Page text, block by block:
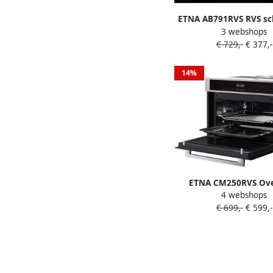
ETNA AB791RVS RVS
met glasdesign front
3 webshops
€ 729,-€ 377,-
14%
ETNA CM250RVS
magnetronfunctie Nis
Combi
4 webshops
€ 699,-€ 599,-